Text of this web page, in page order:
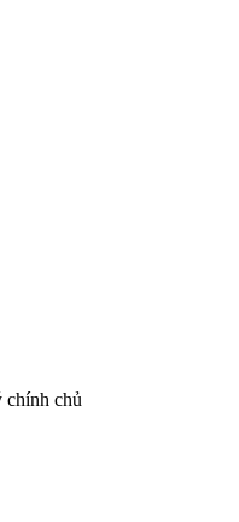
chính chủ